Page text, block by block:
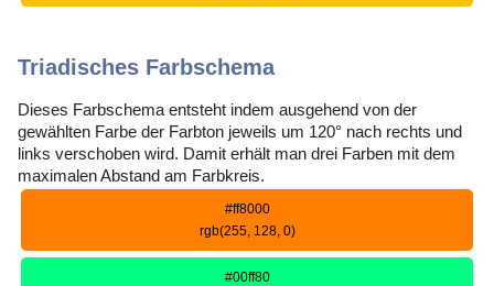
Triadisches Farbschema
Dieses Farbschema entsteht indem ausgehend von der
gewählten Farbe der Farbton jeweils um 120° nach rechts und
links verschoben wird. Damit erhält man drei Farben mit dem
maximalen Abstand am Farbkreis.
#ff8000
rgb(255, 128, 0)
#00ff80